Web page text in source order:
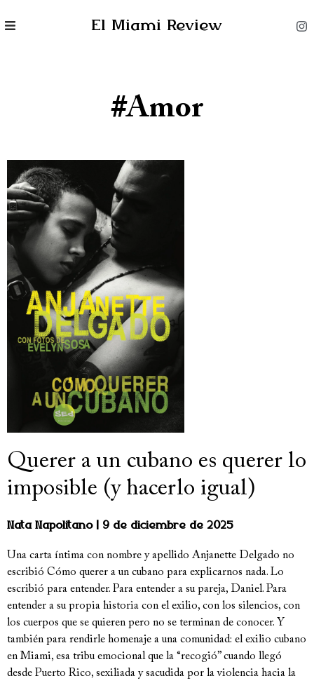
El Miami Review
#amor
Querer a un cubano es querer lo
imposible (y hacerlo igual)
Nata Napolitano 9 de diciembre de 2025
Una carta íntima con nombre y apellido Anjanette Delgado no
escribió Cómo querer a un cubano para explicarnos nada. Lo
escribió para entender. Para entender a su pareja, Daniel. Para
entender a su propia historia con el exilio, con los silencios, con
los cuerpos que se quieren pero no se terminan de conocer. Y
también para rendirle homenaje a una comunidad: el exilio cubano
en Miami, esa tribu emocional que la “recogió” cuando llegó
desde Puerto Rico, sexiliada y sacudida por la violencia hacia la